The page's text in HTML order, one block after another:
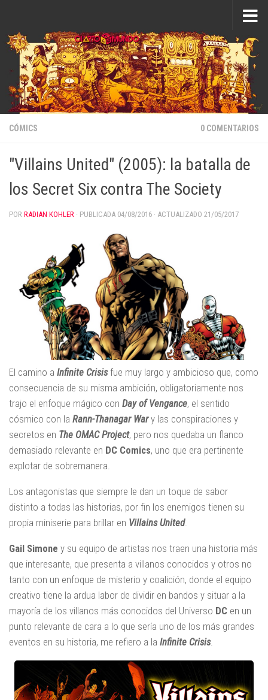
CÓMICS 0 COMENTARIOS
"Villains United" (2005): la batalla de
los Secret Six contra The Society
POR RADIAN KOHLER · PUBLICADA 04/08/2016 · ACTUALIZADO 21/05/2017
El camino a Infinite Crisisfue muy largo y ambicioso que, como
consecuencia de su misma ambición, obligatoriamente nos
trajo el enfoque mágico con Day of Vengance, el sentido
cósmico con la Rann-Thanagar War y las conspiraciones y
secretos en The OMAC Project, pero nos quedaba un flanco
demasiado relevante en DC Comics, uno que era pertinente
explotar de sobremanera.
Los antagonistas que siempre le dan un toque de sabor
distinto a todas las historias, por fin los enemigos tienen su
propia miniserie para brillar en Villains United.
Gail Simone y su equipo de artistas nos traen una historia más
que interesante, que presenta a villanos conocidos y otros no
tanto con un enfoque de misterio y coalición, donde el equipo
creativo tiene la ardua labor de dividir en bandos y situar a la
mayoría de los villanos más conocidos del Universo DC en un
punto relevante de cara a lo que sería uno de los más grandes
eventos en su historia, me refiero a la Infinite Crisis.